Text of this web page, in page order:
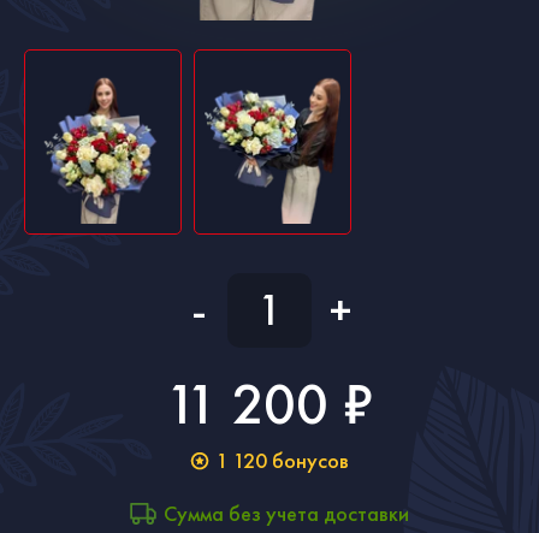
- +
11 200 ₽
1 120 бонусов
Сумма без учета доставки